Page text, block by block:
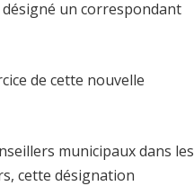
un correspondant
de cette nouvelle
municipaux dans les
cette désignation